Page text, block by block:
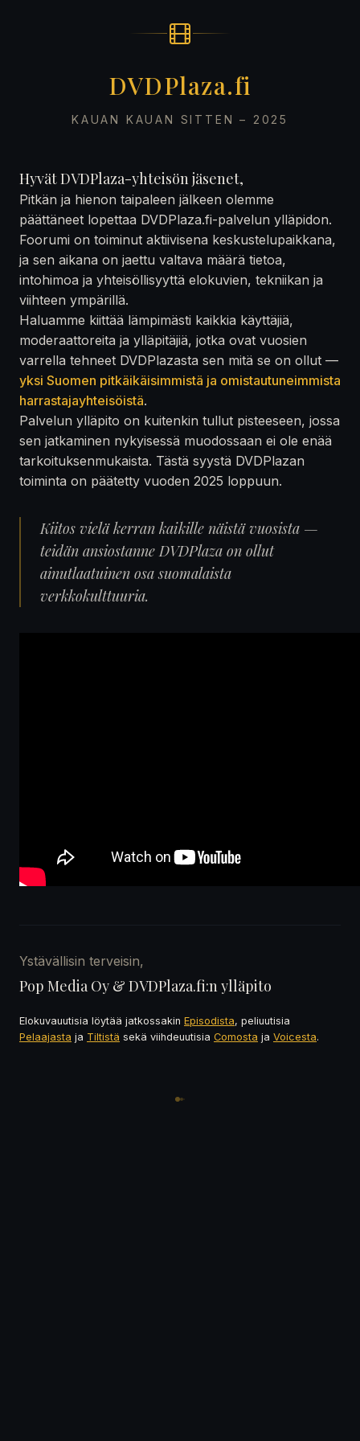
DVDPlaza.fi
KAUAN KAUAN SITTEN – 2025
Hyvät DVDPlaza-yhteisön jäsenet,
Pitkän ja hienon taipaleen jälkeen olemme
päättäneet lopettaa DVDPlaza.fi-palvelun ylläpidon.
Foorumi on toiminut aktiivisena keskustelupaikkana,
ja sen aikana on jaettu valtava määrä tietoa,
intohimoa ja yhteisöllisyyttä elokuvien, tekniikan ja
viihteen ympärillä.
Haluamme kiittää lämpimästi kaikkia käyttäjiä,
moderaattoreita ja ylläpitäjiä, jotka ovat vuosien
varrella tehneet DVDPlazasta sen mitä se on ollut —
yksi Suomen pitkäikäisimmistä ja omistautuneimmista
harrastajayhteisöistä.
Palvelun ylläpito on kuitenkin tullut pisteeseen, jossa
sen jatkaminen nykyisessä muodossaan ei ole enää
tarkoituksenmukaista. Tästä syystä DVDPlazan
toiminta on päätetty vuoden 2025 loppuun.
Kiitos vielä kerran kaikille näistä vuosista —
teidän ansiostanne DVDPlaza on ollut
ainutlaatuinen osa suomalaista
verkkokulttuuria.
Ystävällisin terveisin,
Pop Media Oy & DVDPlaza.fi:n ylläpito
Elokuvauutisia löytää jatkossakin Episodista, peliuutisia
Pelaajasta ja Tiltistä sekä viihdeuutisia Comosta ja Voicesta.